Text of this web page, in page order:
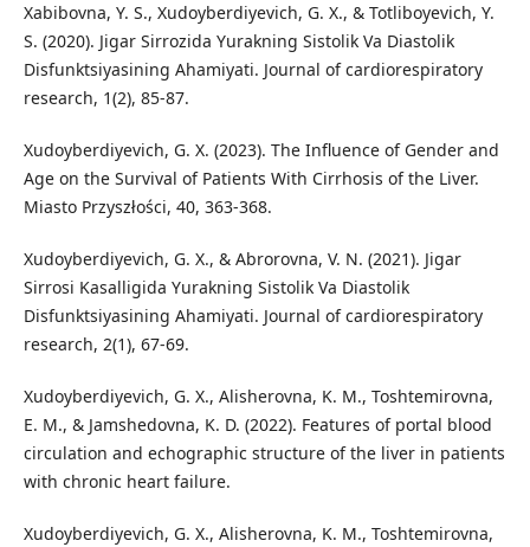
Xabibovna, Y. S., Xudoyberdiyevich, G. X., & Totliboyevich, Y.
S. (2020). Jigar Sirrozida Yurakning Sistolik Va Diastolik
Disfunktsiyasining Ahamiyati. Journal of cardiorespiratory
research, 1(2), 85-87.
Xudoyberdiyevich, G. X. (2023). The Influence of Gender and
Age on the Survival of Patients With Cirrhosis of the Liver.
Miasto Przyszłości, 40, 363-368.
Xudoyberdiyevich, G. X., & Abrorovna, V. N. (2021). Jigar
Sirrosi Kasalligida Yurakning Sistolik Va Diastolik
Disfunktsiyasining Ahamiyati. Journal of cardiorespiratory
research, 2(1), 67-69.
Xudoyberdiyevich, G. X., Alisherovna, K. M., Toshtemirovna,
E. M., & Jamshedovna, K. D. (2022). Features of portal blood
circulation and echographic structure of the liver in patients
with chronic heart failure.
Xudoyberdiyevich, G. X., Alisherovna, K. M., Toshtemirovna,